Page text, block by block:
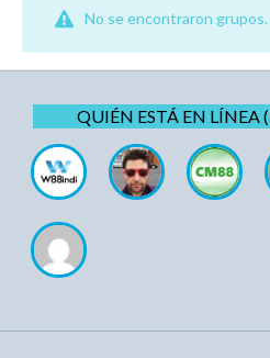
No se encontraron grupos.
QUIÉN ESTÁ EN LÍNEA